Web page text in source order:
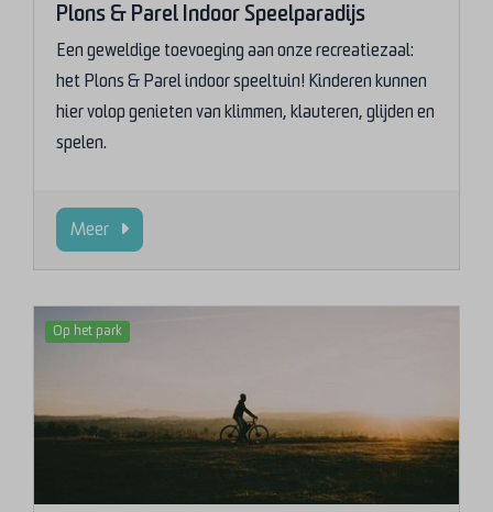
Plons & Parel Indoor Speelparadijs
Een geweldige toevoeging aan onze recreatiezaal:
het Plons & Parel indoor speeltuin! Kinderen kunnen
hier volop genieten van klimmen, klauteren, glijden en
spelen.
Meer
Op het park